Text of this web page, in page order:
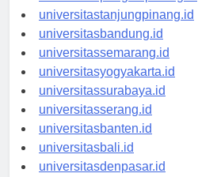
universitastanjungpinang.id
universitasbandung.id
universitassemarang.id
universitasyogyakarta.id
universitassurabaya.id
universitasserang.id
universitasbanten.id
universitasbali.id
universitasdenpasar.id